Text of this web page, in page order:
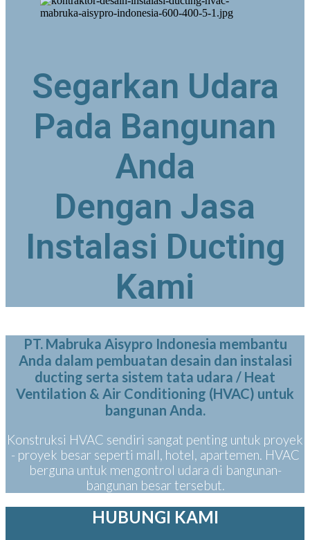
Segarkan Udara
Pada Bangunan
Anda
Dengan Jasa
Instalasi Ducting
Kami
PT. Mabruka Aisypro Indonesia membantu
Anda dalam pembuatan desain dan instalasi
ducting serta sistem tata udara / Heat
Ventilation & Air Conditioning (HVAC) untuk
bangunan Anda.
Konstruksi HVAC sendiri sangat penting untuk proyek
- proyek besar seperti mall, hotel, apartemen. HVAC
berguna untuk mengontrol udara di bangunan-
bangunan besar tersebut.
HUBUNGI KAMI